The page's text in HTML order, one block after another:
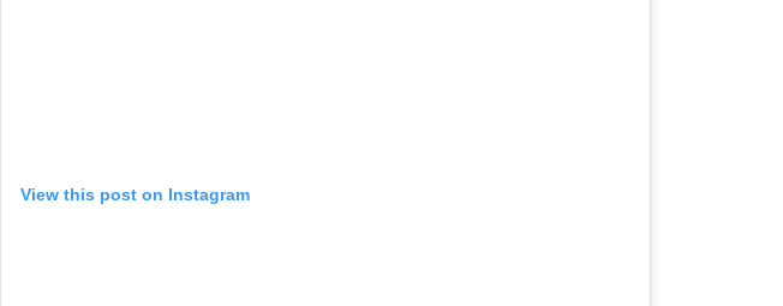
View this post on Instagram